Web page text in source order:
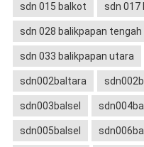
sdn 015 balkot sdn 017
sdn 028 balikpapan tengah
sdn 033 balikpapan utara
sdn002baltara
sdn003balsel
sdn005balsel